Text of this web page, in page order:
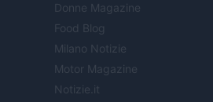
Donne Magazine
Food Blog
Milano Notizie
Motor Magazine
Notizie.it